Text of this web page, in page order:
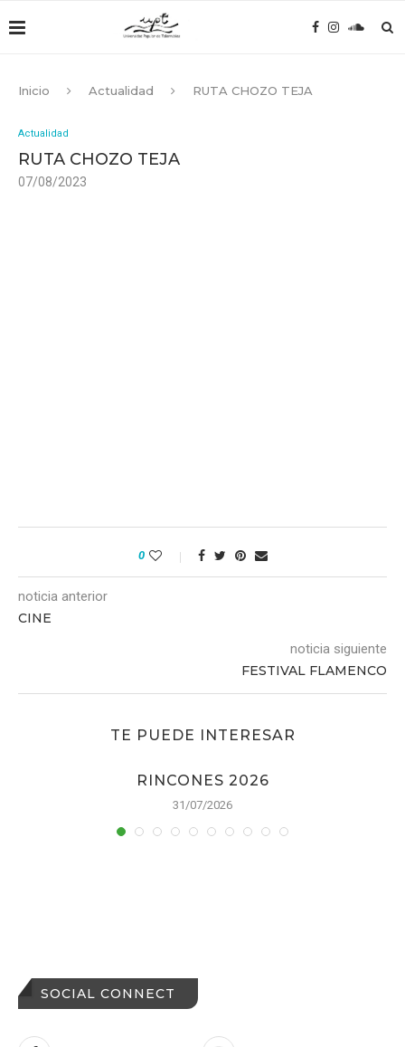
Inicio Actualidad RUTA CHOZO TEJA
Actualidad
RUTA CHOZO TEJA
07/08/2023
0
noticia anterior
CINE
noticia siguiente
FESTIVAL FLAMENCO
TE PUEDE INTERESAR
RINCONES 2026
31/07/2026
SOCIAL CONNECT